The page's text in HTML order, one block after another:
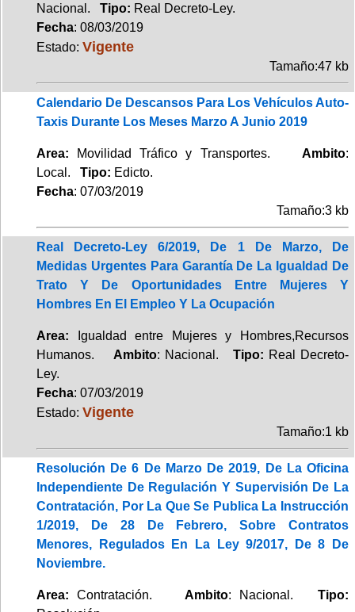
Nacional. Tipo: Real Decreto-Ley.
Fecha: 08/03/2019
Estado: Vigente
Tamaño:47 kb
Calendario De Descansos Para Los Vehículos Auto-
Taxis Durante Los Meses Marzo A Junio 2019
Area: Movilidad Tráfico y Transportes. Ambito:
Local. Tipo: Edicto.
Fecha: 07/03/2019
Tamaño:3 kb
Real Decreto-Ley 6/2019, De 1 De Marzo, De
Medidas Urgentes Para Garantía De La Igualdad De
Trato Y De Oportunidades Entre Mujeres Y
Hombres En El Empleo Y La Ocupación
Area: Igualdad entre Mujeres y Hombres,Recursos
Humanos. Ambito: Nacional. Tipo: Real Decreto-
Ley.
Fecha: 07/03/2019
Estado: Vigente
Tamaño:1 kb
Resolución De 6 De Marzo De 2019, De La Oficina
Independiente De Regulación Y Supervisión De La
Contratación, Por La Que Se Publica La Instrucción
1/2019, De 28 De Febrero, Sobre Contratos
Menores, Regulados En La Ley 9/2017, De 8 De
Noviembre.
Area: Contratación.Ambito: Nacional.Tipo: